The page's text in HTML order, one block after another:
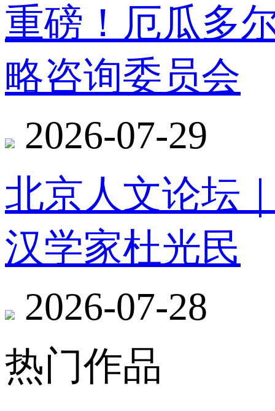
重磅！厄瓜多
略咨询委员会
2026-07-29
北京人文论坛
汉学家杜光民
2026-07-28
热门作品